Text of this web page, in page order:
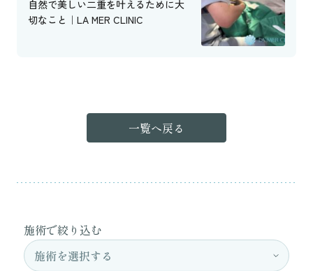
自然で美しい二重を叶えるために大
切なこと｜LA MER CLINIC
一覧へ戻る
施術で絞り込む